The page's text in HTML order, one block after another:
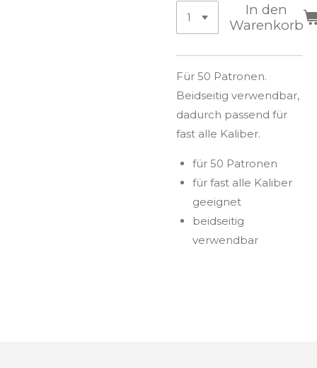
In den
Warenkorb
Für 50 Patronen.
Beidseitig verwendbar,
dadurch passend für
fast alle Kaliber.
für 50 Patronen
für fast alle Kaliber
geeignet
beidseitig
verwendbar